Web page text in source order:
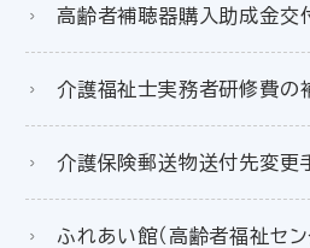
高齢者補聴器購入助成金交
介護福祉士実務者研修費の
介護保険郵送物送付先変更
ふれあい館（高齢者福祉セ